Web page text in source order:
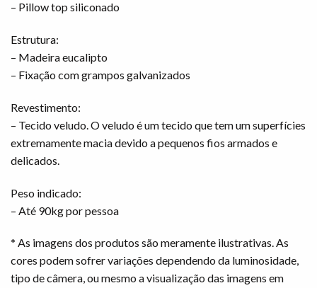
– Pillow top siliconado
Estrutura:
– Madeira eucalipto
– Fixação com grampos galvanizados
Revestimento:
– Tecido veludo. O veludo é um tecido que tem um superfícies
extremamente macia devido a pequenos fios armados e
delicados.
Peso indicado:
– Até 90kg por pessoa
* As imagens dos produtos são meramente ilustrativas. As
cores podem sofrer variações dependendo da luminosidade,
tipo de câmera, ou mesmo a visualização das imagens em